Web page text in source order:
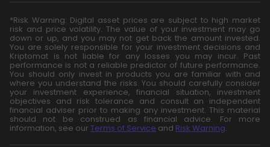
*Risk Warning: Digital asset prices are subject to high market
risk and price volatility. The value of your investment may go
down or up, and you may not get back the amount invested.
You are solely responsible for your investment decisions and
Kriptomat is not liable for any losses you may incur. Past
performance is not a reliable predictor of future performance.
You should only invest in products you are familiar with and
where you understand the risks. You should carefully consider
your investment experience, financial situation, investment
objectives and risk tolerance and consult an independent
financial adviser prior to making any investment. This material
should not be construed as financial advice. For more
information, see our Terms of Service and Risk Warning.